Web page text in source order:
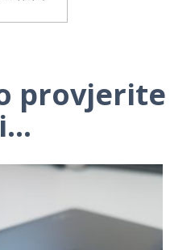
provjerite
i...